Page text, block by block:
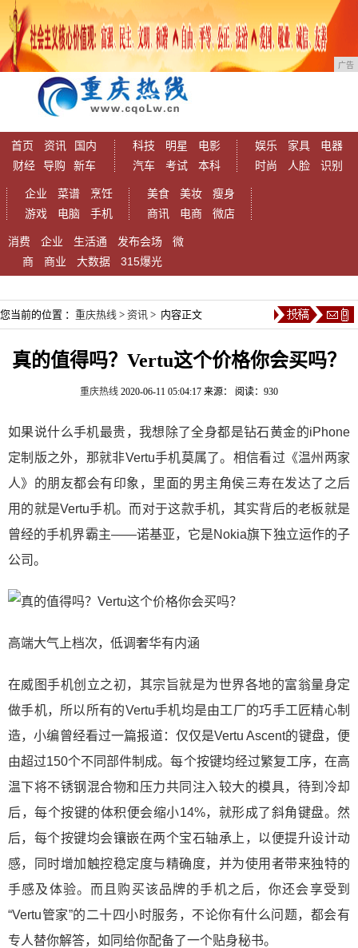
广告
首页 资讯
国内
财经
导购 新车
科技 明星
电影
汽车
考试 本科
娱乐 家具
电器
时尚
人脸 识别
企业 菜谱
烹饪
游戏
电脑 手机
美食 美妆
瘦身
商讯
电商 微店
消费 企业 生活通 发布会场
微
商
商业 大数据 315爆光
您当前的位置 ： 重庆热线 > 资讯 > 内容正文
真的值得吗？Vertu这个价格你会买吗？
重庆热线 2020-06-11 05:04:17 来源： 阅读：930
如果说什么手机最贵，我想除了全身都是钻石黄金的iPhone
定制版之外，那就非Vertu手机莫属了。相信看过《温州两家
人》的朋友都会有印象，里面的男主角侯三寿在发达了之后
用的就是Vertu手机。而对于这款手机，其实背后的老板就是
曾经的手机界霸主——诺基亚，它是Nokia旗下独立运作的子
公司。
高端大气上档次，低调奢华有内涵
在威图手机创立之初，其宗旨就是为世界各地的富翁量身定
做手机，所以所有的Vertu手机均是由工厂的巧手工匠精心制
造，小编曾经看过一篇报道：仅仅是Vertu Ascent的键盘，便
由超过150个不同部件制成。每个按键均经过繁复工序，在高
温下将不锈钢混合物和压力共同注入较大的模具，待到冷却
后，每个按键的体积便会缩小14%，就形成了斜角键盘。然
后，每个按键均会镶嵌在两个宝石轴承上，以便提升设计动
感，同时增加触控稳定度与精确度，并为使用者带来独特的
手感及体验。而且购买该品牌的手机之后，你还会享受到
“Vertu管家”的二十四小时服务，不论你有什么问题，都会有
专人替你解答，如同给你配备了一个贴身秘书。